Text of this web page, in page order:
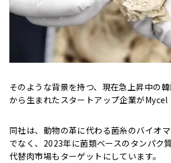
そのような背景を持つ、現在急上昇中の
から生まれたスタートアップ企業がMycel
同社は、動物の革に代わる菌糸のバイオ
でなく、2023年に菌類ベースのタンパク
代替肉市場もターゲットにしています。